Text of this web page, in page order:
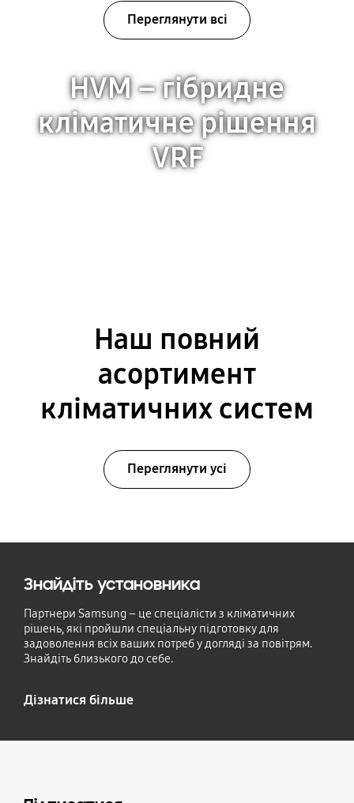
Переглянути всі
HVM – гібридне
кліматичне рішення
VRF
Наш повний
асортимент
кліматичних систем
Переглянути усі
Знайдіть установника
Партнери Samsung – це спеціалісти з кліматичних
рішень, які пройшли спеціальну підготовку для
задоволення всіх ваших потреб у догляді за повітрям.
Знайдіть близького до себе.
Дізнатися більше